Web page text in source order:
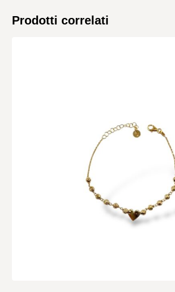
Prodotti correlati